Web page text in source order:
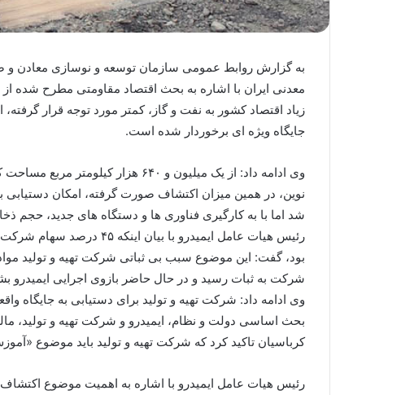
به گزارش روابط عمومی سازمان توسعه و نوسازی معادن و
زیاد اقتصاد کشور به نفت و گاز، کمتر مورد توجه قرار
جایگاه ویژه ای برخوردار شده است.
شد اما با به کارگیری فناوری ها و دستگاه های جدید، حجم ذخایر این معدن به حدود ۱۵۰ تن رسید که این
رئیس هیات عامل
بود، گفت: این موضوع سبب بی ثباتی شرکت تهیه و تولید
شرکت به ثبات رسید و در حال حاضر بازوی اجرایی ایمیدرو
بحث اساسی دولت و نظام، ایمیدرو و شرکت تهیه و تولید،
کرباسیان تاکید کرد که شرکت تهیه و تولید باید موضوع